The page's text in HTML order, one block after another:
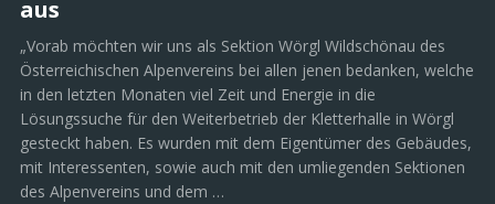
aus
„Vorab möchten wir uns als Sektion Wörgl Wildschönau des
Österreichischen Alpenvereins bei allen jenen bedanken, welche
in den letzten Monaten viel Zeit und Energie in die
Lösungssuche für den Weiterbetrieb der Kletterhalle in Wörgl
gesteckt haben. Es wurden mit dem Eigentümer des Gebäudes,
mit Interessenten, sowie auch mit den umliegenden Sektionen
des Alpenvereins und dem …